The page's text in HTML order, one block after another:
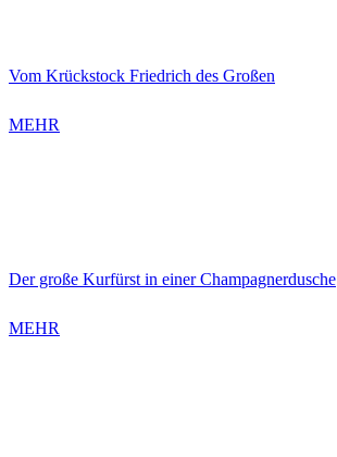
Vom Krückstock Friedrich des Großen
MEHR
Der große Kurfürst in einer Champagnerdusche
MEHR